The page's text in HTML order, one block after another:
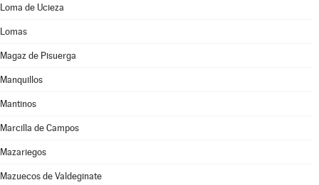
Loma de Ucieza
Lomas
Magaz de Pisuerga
Manquillos
Mantinos
Marcilla de Campos
Mazariegos
Mazuecos de Valdeginate